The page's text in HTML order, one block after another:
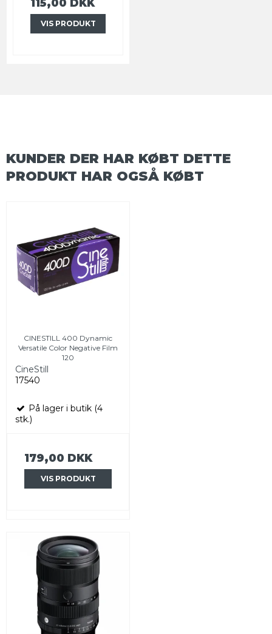
VIS PRODUKT
KUNDER DER HAR KØBT DETTE
PRODUKT HAR OGSÅ KØBT
CINESTILL 400 Dynamic
Versatile Color Negative Film
120
CineStill
17540
På lager i butik (4
stk.)
179,00 DKK
VIS PRODUKT